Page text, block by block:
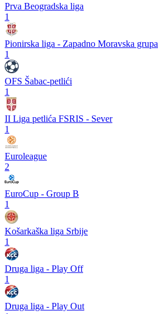
Prva Beogradska liga
1
Pionirska liga - Zapadno Moravska grupa
1
OFS Šabac-petlići
1
II Liga petlića FSRIS - Sever
1
Euroleague
2
EuroCup - Group B
1
Košarkaška liga Srbije
1
Druga liga - Play Off
1
Druga liga - Play Out